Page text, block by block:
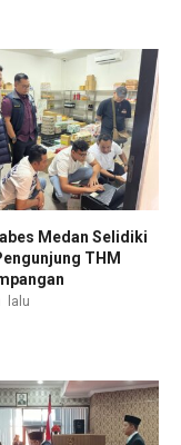
Medan Selidiki
THM
lalu